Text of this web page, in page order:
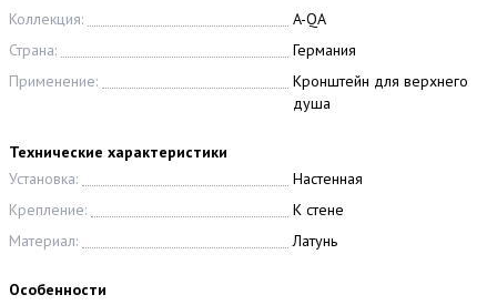
Коллекция:
A-QA
Страна:
Германия
Применение:
Кронштейн для верхнего
душа
Технические характеристики
Установка:
Настенная
Крепление:
К стене
Материал:
Латунь
Особенности